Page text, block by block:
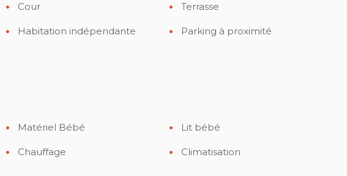
Cour Terrasse
Habitation indépendante Parking à proximité
Matériel Bébé Lit bébé
Chauffage Climatisation